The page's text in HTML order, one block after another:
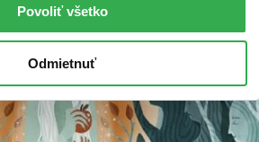
Povoliť všetko
Odmietnuť